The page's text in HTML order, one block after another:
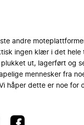
andre
ingen klær i det
ut, lagerført og
mennesker fra
håper dette er noe for